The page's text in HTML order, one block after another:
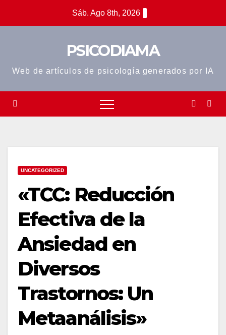
Sáb. Ago 8th, 2026
PSICODIAMA
Web de artículos de psicología generados por IA
UNCATEGORIZED
«TCC: Reducción
Efectiva de la
Ansiedad en
Diversos
Trastornos: Un
Metaanálisis»